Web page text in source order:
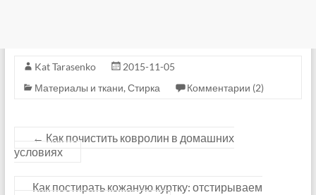
Kat Tarasenko
2015-11-05
Материалы и ткани, Стирка Комментарии (2)
← Как почистить ковролин в домашних
условиях
Как постирать кожаную куртку: отстирываем